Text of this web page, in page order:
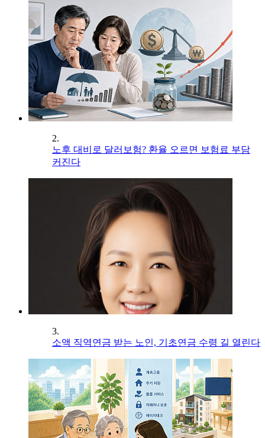
2.
노후 대비로 달러보험? 환율 오르면 보험료 부담
커진다
3.
소액 직역연금 받는 노인, 기초연금 수령 길 열린다